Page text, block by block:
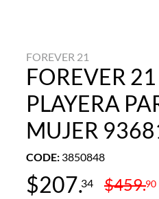
FOREVER 21
FOREVER 21
PLAYERA
MUJER
CODE: 3850848
$207.34 $459.90